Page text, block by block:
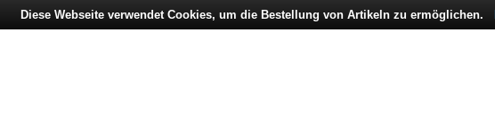
Diese Webseite verwendet Cookies, um die Bestellung von Artikeln zu ermöglichen.